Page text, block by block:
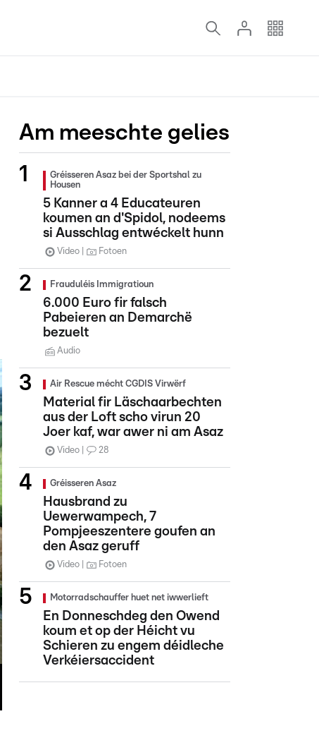
Am meeschte gelies
Gréisseren Asaz bei der Sportshal zu
Housen
5 Kanner a 4 Educateuren
koumen an d'Spidol, nodeems
si Ausschlag entwéckelt hunn
Video Fotoen
Frauduléis Immigratioun
6.000 Euro fir falsch
Pabeieren an Demarchë
bezuelt
Audio
Air Rescue mécht CGDIS Virwërf
Material fir Läschaarbechten
aus der Loft scho virun 20
Joer kaf, war awer ni am Asaz
Video 28
Gréisseren Asaz
Hausbrand zu
Uewerwampech, 7
Pompjeeszentere goufen an
den Asaz geruff
Video Fotoen
Motorradschauffer huet net iwwerlieft
En Donneschdeg den Owend
koum et op der Héicht vu
Schieren zu engem déidleche
Verkéiersaccident